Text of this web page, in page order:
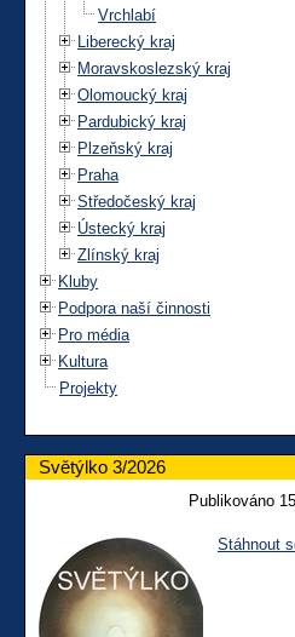
Vrchlabí
Liberecký kraj
Moravskoslezský kraj
Olomoucký kraj
Pardubický kraj
Plzeňský kraj
Praha
Středočeský kraj
Ústecký kraj
Zlínský kraj
Kluby
Podpora naší činnosti
Pro média
Kultura
Projekty
Světýlko 3/2026
Publikováno
Stáhnout